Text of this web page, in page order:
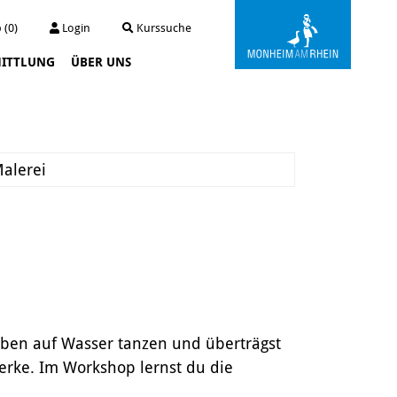
(0) Login Kurssuche
ÜBER UNS
Der Kunstautomat
auf Wasser tanzen und überträgst
Im Workshop lernst du die